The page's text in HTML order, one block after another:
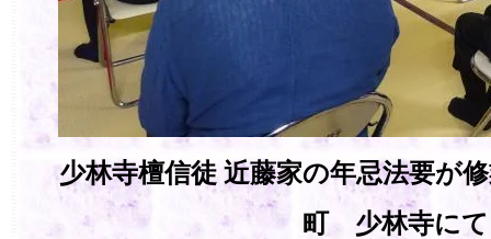
少林寺檀信徒 近藤家の年忌法要
町 少林寺に